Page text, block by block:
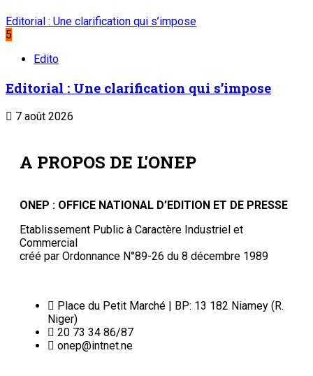
Editorial : Une clarification qui s’impose
5
Edito
Editorial : Une clarification qui s’impose
7 août 2026
A PROPOS DE L'ONEP
ONEP : OFFICE NATIONAL D’EDITION ET DE PRESSE
Etablissement Public à Caractère Industriel et
Commercial
créé par Ordonnance N°89-26 du 8 décembre 1989
Place du Petit Marché | BP: 13 182 Niamey (R.
Niger)
20 73 34 86/87
onep@intnet.ne